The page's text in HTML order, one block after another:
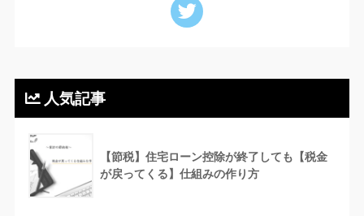
人気記事
【節税】住宅ローン控除が終了しても【税金
が戻ってくる】仕組みの作り方